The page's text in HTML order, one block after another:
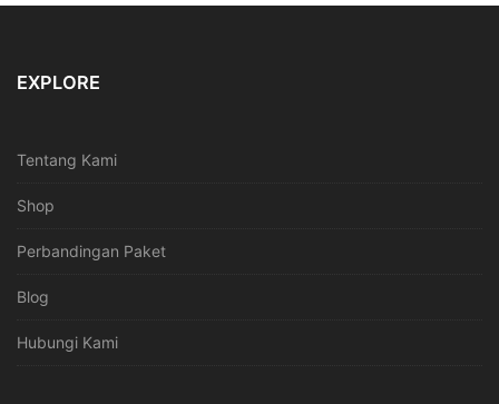
EXPLORE
Tentang Kami
Shop
Perbandingan Paket
Blog
Hubungi Kami